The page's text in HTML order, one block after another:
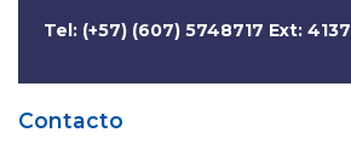
Tel: (+57) (607) 5748717 Ext: 4137
Contacto